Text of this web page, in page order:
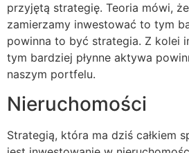
przyjętą strategię. Teoria mówi, że
zamierzamy inwestować to tym
powinna to być strategia. Z kolei
tym bardziej płynne aktywa
naszym portfelu.
Nieruchomości
Strategią, która ma dziś całkiem